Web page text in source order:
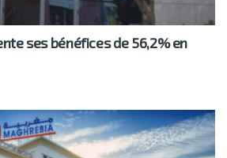
ses bénéfices de 56,2% en